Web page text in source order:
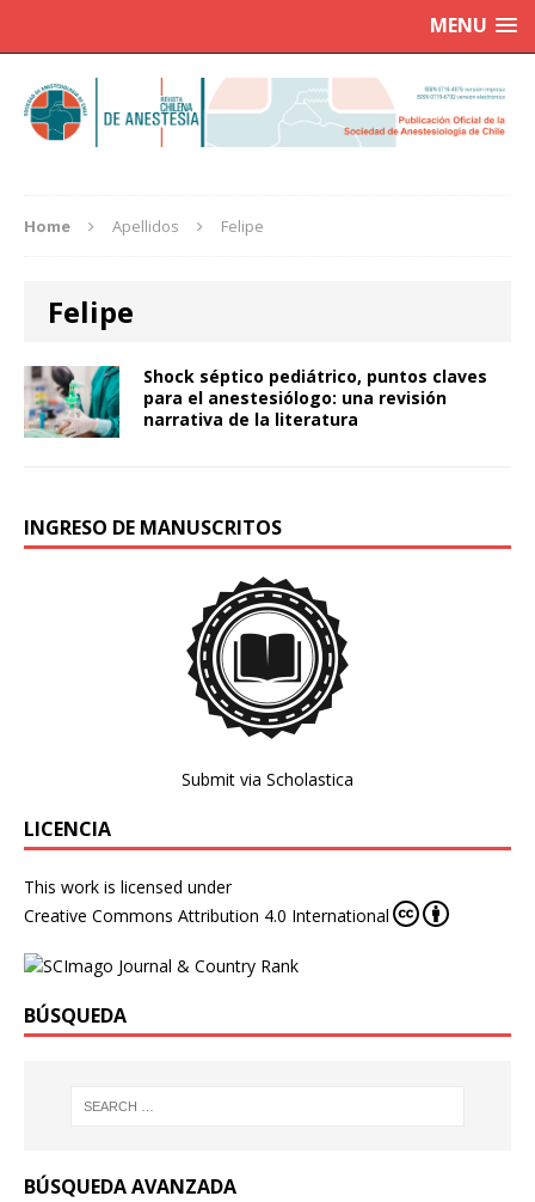
MENU
Home Apellidos Felipe
Felipe
Shock séptico pediátrico, puntos claves
para el anestesiólogo: una revisión
narrativa de la literatura
INGRESO DE MANUSCRITOS
Submit via Scholastica
LICENCIA
This work is licensed under
Creative Commons Attribution 4.0 International
BÚSQUEDA
BÚSQUEDA AVANZADA